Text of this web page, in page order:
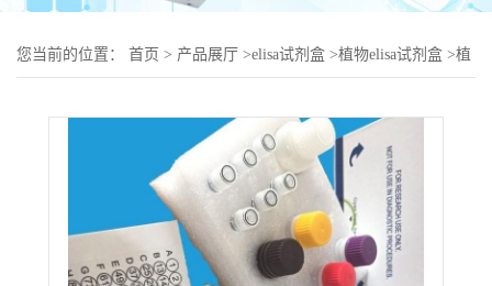
您当前的位置： 首页 > 产品展厅 >elisa试剂盒 >植物elisa试剂盒 >植